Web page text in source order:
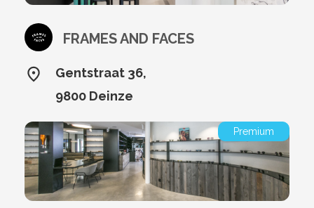
FRAMES AND FACES
Gentstraat 36,
9800 Deinze
Premium